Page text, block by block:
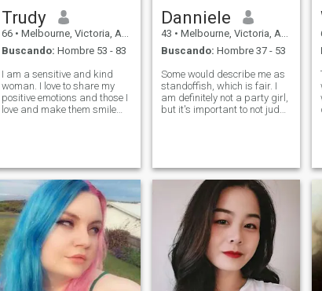
y el olor de los perfumes
franceses. Mi pasión es
viajar, especialmente a
Europa, particularmente a
Trudy
66 • Melbourne, Victoria, Australia
Buscando: Hombre 53 - 83
I am a sensitive and kind
woman. I love to share my
positive emotions and those I
love and make them smile
values both meaningful
connections and personal
growth.
Danniele
43 • Melbourne, Victoria, Australia
Buscando: Hombre 37 - 53
Some would describe me as
standoffish, which is fair. I
am definitely not a party girl,
but it's important to not judge
evoluti